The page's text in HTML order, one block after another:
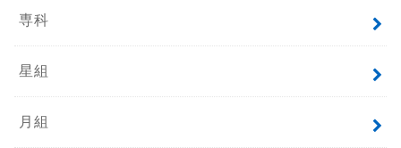
専科
星組
月組